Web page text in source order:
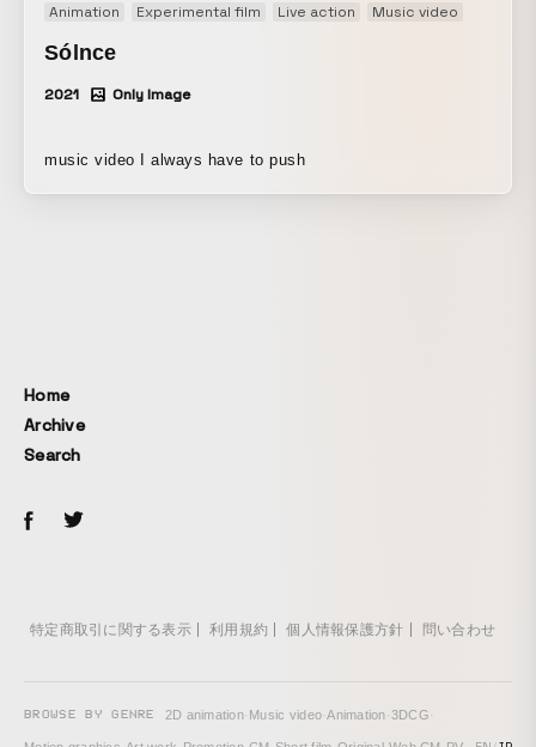
Animation Experimental film Live action Music video
Sólnce
2021 Only Image
music video I always have to push
Home
Archive
Search
特定商取引に関する表示 利用規約 個人情報保護方針 問い合わせ
BROWSE BY GENRE 2D animation· Music video·Animation·3DCG·